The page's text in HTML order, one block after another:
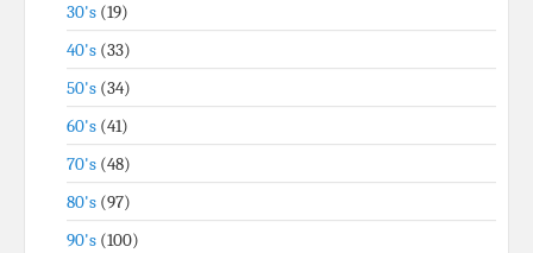
30's (19)
40's (33)
50's (34)
60's (41)
70's (48)
80's (97)
90's (100)